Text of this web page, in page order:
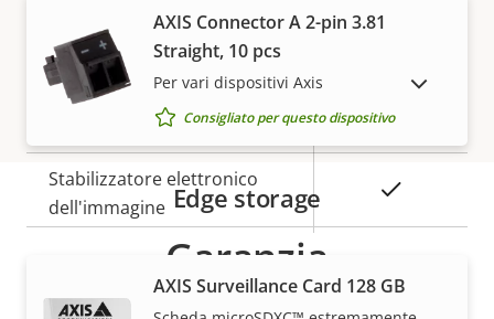
proprietà
della
proprietà
Fotogrammi massimi al
secondo
Riprese diurne/notturne
Stabilizzatore elettronico
dell'immagine
AXIS Connector A 2-pin 3.81
Straight, 10 pcs
Per vari dispositivi Axis
Consigliato per questo dispositivo
Edge storage
AXIS Surveillance Card 128 GB
MOSTRA DISPOSITIVI FUORI PRODUZIONE
Garanzia